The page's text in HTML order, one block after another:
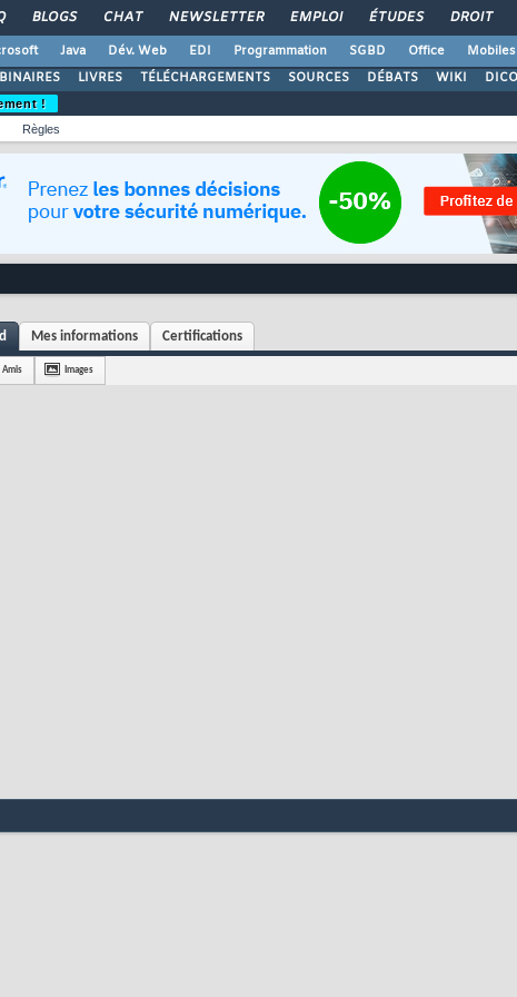
BLOGS CHAT NEWSLETTER EMPLOI ÉTUDES DROIT
Java Dév. Web EDI Programmation SGBD Office Mobiles
LIVRES TÉLÉCHARGEMENTS SOURCES DÉBATS WIKI DICO
!
Règles
Mes informations Certifications
Amis Images